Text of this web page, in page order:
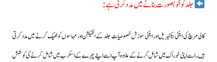
جلد کو خوبصورت بنانے میں مدد کرتی ہے:
کالی مرچ کی اینٹی بیکٹیریل اور اینٹی سوزش خصوصیات جلد کے انفیکشن اور مہاسوں کو ٹھیک کرنے میں مدد کرتی
ہیں۔ اسے اپنی خوراک میں شامل کرنے کے علاوہ آپ اسے اپنے چہرے کے اسکرب میں شامل کرنے کی کوشش